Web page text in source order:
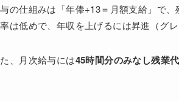
の仕組みは「年俸÷13＝月額支給」で
は低めで、年収を上げるには昇進（グ
、月次給与には45時間分のみなし残業代